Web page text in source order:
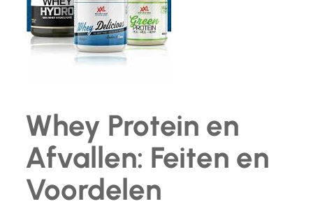
Whey Protein en
Afvallen: Feiten en
Voordelen